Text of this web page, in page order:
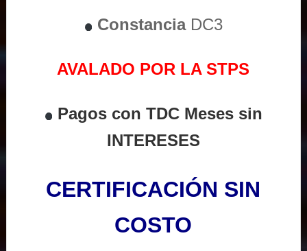
ConstanciaDC3
AVALADO POR LA STPS
Pagos con TDC Meses sin
INTERESES
CERTIFICACIÓN SIN
COSTO